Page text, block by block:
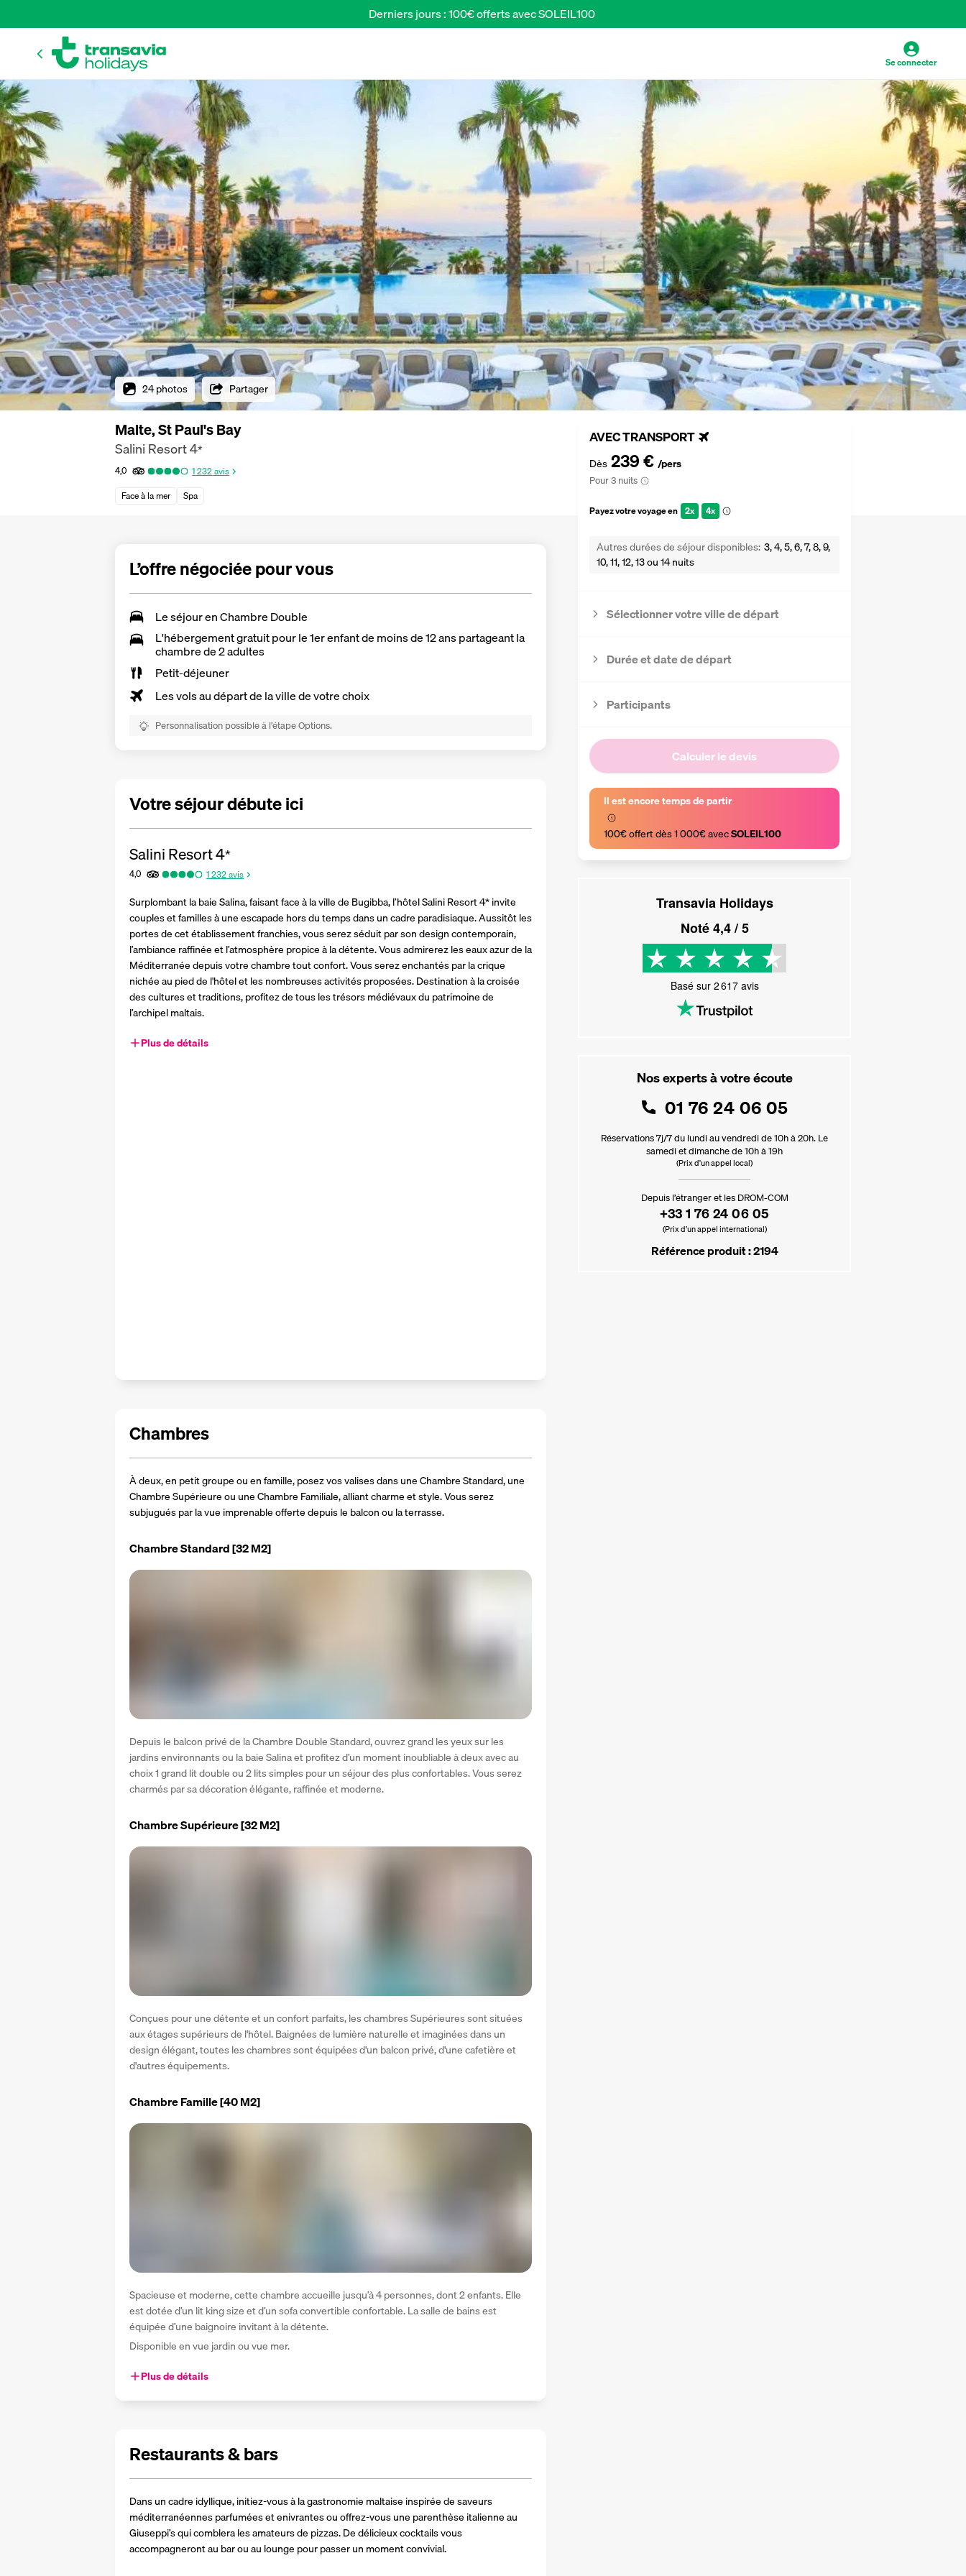
Derniers jours : 100€ offerts avec SOLEIL100
Se connecter
24 photos Partager
Malte, St Paul's Bay
Salini Resort4*
4,0 1 232avis
Face à la mer
Spa
AVEC TRANSPORT
Dès 239 € /pers
Pour 3 nuits
Payez votre voyage en 2x 4x
Autres durées de séjour disponibles 3, 4, 5, 6, 7, 8, 9,
10, 11, 12, 13 ou 14 nuits
Sélectionner votre ville de départ
Durée et date de départ
Participants
Calculer le devis
Il est encore temps de partir
100€ offert dès 1 000€ avec SOLEIL100
Transavia Holidays
Noté4,4/ 5
Basé sur 2 617avis
Nos experts à votre écoute
01 76 24 06 05
Réservations 7j/7 du lundi au vendredi de 10h à 20h. Le
samedi et dimanche de 10h à 19h
(Prix d'un appel local)
Depuis l’étranger et les DROM-COM
+33 1 76 24 06 05
(Prix d’un appel international)
Référence produit : 2194
L’offre négociée pour vous
Le séjour enChambre Double
L'hébergement gratuit pour le 1er enfant de moins de 12 ans partageant la
chambre de 2 adultes
Petit-déjeuner
Les vols au départ de la ville de votre choix
Personnalisation possible à l’étape Options.
Votre séjour débute ici
Salini Resort4*
4,0 1 232avis
Surplombant la baie Salina, faisant face à la ville de Bugibba, l’hôtel Salini Resort 4* invite
couples et familles à une escapade hors du temps dans un cadre paradisiaque. Aussitôt les
portes de cet établissement franchies, vous serez séduit par son design contemporain,
l’ambiance raffinée et l’atmosphère propice à la détente. Vous admirerez les eaux azur de la
Méditerranée depuis votre chambre tout confort. Vous serez enchantés par la crique
nichée au pied de l'hôtel et les nombreuses activités proposées. Destination à la croisée
des cultures et traditions, profitez de tous les trésors médiévaux du patrimoine de
l’archipel maltais.
Plus de détails
Chambres
À deux, en petit groupe ou en famille, posez vos valises dans une Chambre Standard, une
Chambre Supérieure ou une Chambre Familiale, alliant charme et style. Vous serez
subjugués par la vue imprenable offerte depuis le balcon ou la terrasse.
Chambre Standard[32 M2]
Depuis le balcon privé de la Chambre Double Standard, ouvrez grand les yeux sur les
jardins environnants ou la baie Salina et profitez d’un moment inoubliable à deux avec au
choix 1 grand lit double ou 2 lits simples pour un séjour des plus confortables. Vous serez
charmés par sa décoration élégante, raffinée et moderne.
Chambre Supérieure[32 M2]
Conçues pour une détente et un confort parfaits, les chambres Supérieures sont situées
aux étages supérieurs de l'hôtel. Baignées de lumière naturelle et imaginées dans un
design élégant, toutes les chambres sont équipées d'un balcon privé, d'une cafetière et
d'autres équipements.
Chambre Famille[40 M2]
Spacieuse et moderne, cette chambre accueille jusqu’à 4 personnes, dont 2 enfants. Elle
est dotée d’un lit king size et d’un sofa convertible confortable. La salle de bains est
équipée d’une baignoire invitant à la détente.
Disponible en vue jardin ou vue mer.
Plus de détails
Restaurants & bars
Dans un cadre idyllique, initiez-vous à la gastronomie maltaise inspirée de saveurs
méditerranéennes parfumées et enivrantes ou offrez-vous une parenthèse italienne au
Giuseppi’s qui comblera les amateurs de pizzas. De délicieux cocktails vous
accompagneront au bar ou au lounge pour passer un moment convivial.